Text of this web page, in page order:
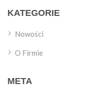
KATEGORIE
Nowości
O Firmie
META